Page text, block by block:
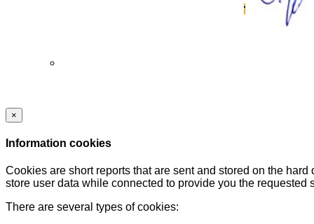
×
Information cookies
Cookies are short reports that are sent and stored on the
store user data while connected to provide you the
There are several types of cookies: